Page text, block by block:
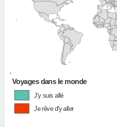
•
Voyages dans le monde
J'y suis allé
Je rêve d'y aller